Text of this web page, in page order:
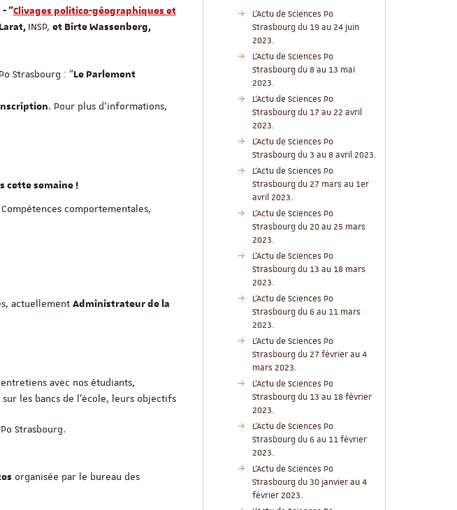
- "Clivages politico-géographiques et
INSP, et Birte Wassenberg,
Strasbourg : "Le Parlement
. Pour plus d'informations,
cette semaine !
comportementales,
actuellement Administrateur de la
avec nos étudiants,
les bancs de l'école, leurs objectifs
Strasbourg.
organisée par le bureau des
L'Actu de Sciences Po
Strasbourg du 19 au 24 juin
2023.
L'Actu de Sciences Po
Strasbourg du 8 au 13 mai
2023.
L'Actu de Sciences Po
Strasbourg du 17 au 22 avril
2023.
L'Actu de Sciences Po
Strasbourg du 3 au 8 avril 2023.
L'Actu de Sciences Po
Strasbourg du 27 mars au 1er
avril 2023.
L'Actu de Sciences Po
Strasbourg du 20 au 25 mars
2023.
L'Actu de Sciences Po
Strasbourg du 13 au 18 mars
2023.
L'Actu de Sciences Po
Strasbourg du 6 au 11 mars
2023.
L'Actu de Sciences Po
Strasbourg du 27 février au 4
mars 2023.
L'Actu de Sciences Po
Strasbourg du 13 au 18 février
2023.
L'Actu de Sciences Po
Strasbourg du 6 au 11 février
2023.
L'Actu de Sciences Po
Strasbourg du 30 janvier au 4
février 2023.